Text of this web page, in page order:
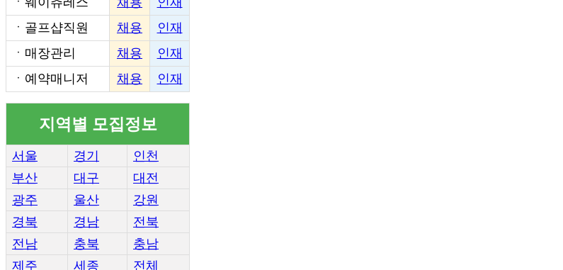
ㆍ 골프샵직원 채용
인재
ㆍ 매장관리 채용
인재
ㆍ 예약매니저 채용 인재
지역별 모집정보
서울 경기
인천
부산
대구
대전
광주
울산
강원
경북
경남
전북
전남
충북
충남
제주
세종 전체